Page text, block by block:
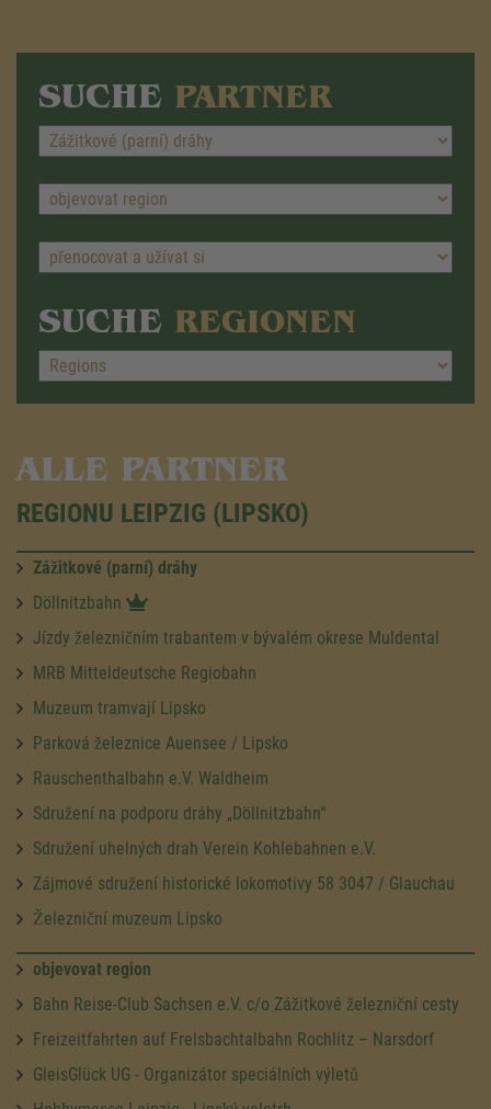
SUCHE PARTNER
SUCHE REGIONEN
ALLE PARTNER
REGIONU LEIPZIG (LIPSKO)
Zážitkové (parní) dráhy
Döllnitzbahn
Jízdy železničním trabantem v bývalém okrese Muldental
MRB Mitteldeutsche Regiobahn
Muzeum tramvají Lipsko
Parková železnice Auensee / Lipsko
Rauschenthalbahn e.V. Waldheim
Sdružení na podporu dráhy „Döllnitzbahn“
Sdružení uhelných drah Verein Kohlebahnen e.V.
Zájmové sdružení historické lokomotivy 58 3047 / Glauchau
Železniční muzeum Lipsko
objevovat region
Bahn Reise-Club Sachsen e.V. c/o Zážitkové železniční cesty
Freizeitfahrten auf Frelsbachtalbahn Rochlitz – Narsdorf
GleisGlück UG - Organizátor speciálních výletů